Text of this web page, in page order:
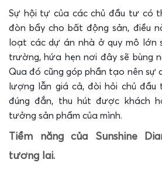
Sự hội tự của các chủ đầu tư có
đòn bẩy cho bất động sản, điều
loạt các dự án nhà ở quy mô lớn
trường, hứa hẹn nơi đây sẽ bùng
Qua đó cũng góp phần tạo nên sự
lượng lẫn giá cả, đòi hỏi chủ đầu
đúng đắn, thu hút được khách
tưởng sản phẩm của mình.
Tiềm năng của Sunshine
tương lai.